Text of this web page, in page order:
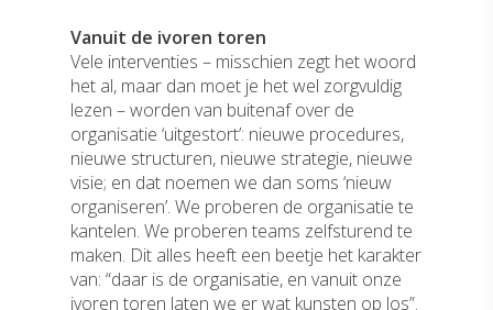
Vanuit de ivoren toren
Vele interventies – misschien zegt het woord
het al, maar dan moet je het wel zorgvuldig
lezen – worden van buitenaf over de
organisatie ‘uitgestort’: nieuwe procedures,
nieuwe structuren, nieuwe strategie, nieuwe
visie; en dat noemen we dan soms ‘nieuw
organiseren’. We proberen de organisatie te
kantelen. We proberen teams zelfsturend te
maken. Dit alles heeft een beetje het karakter
van: “daar is de organisatie, en vanuit onze
ivoren toren laten we er wat kunsten op los”.